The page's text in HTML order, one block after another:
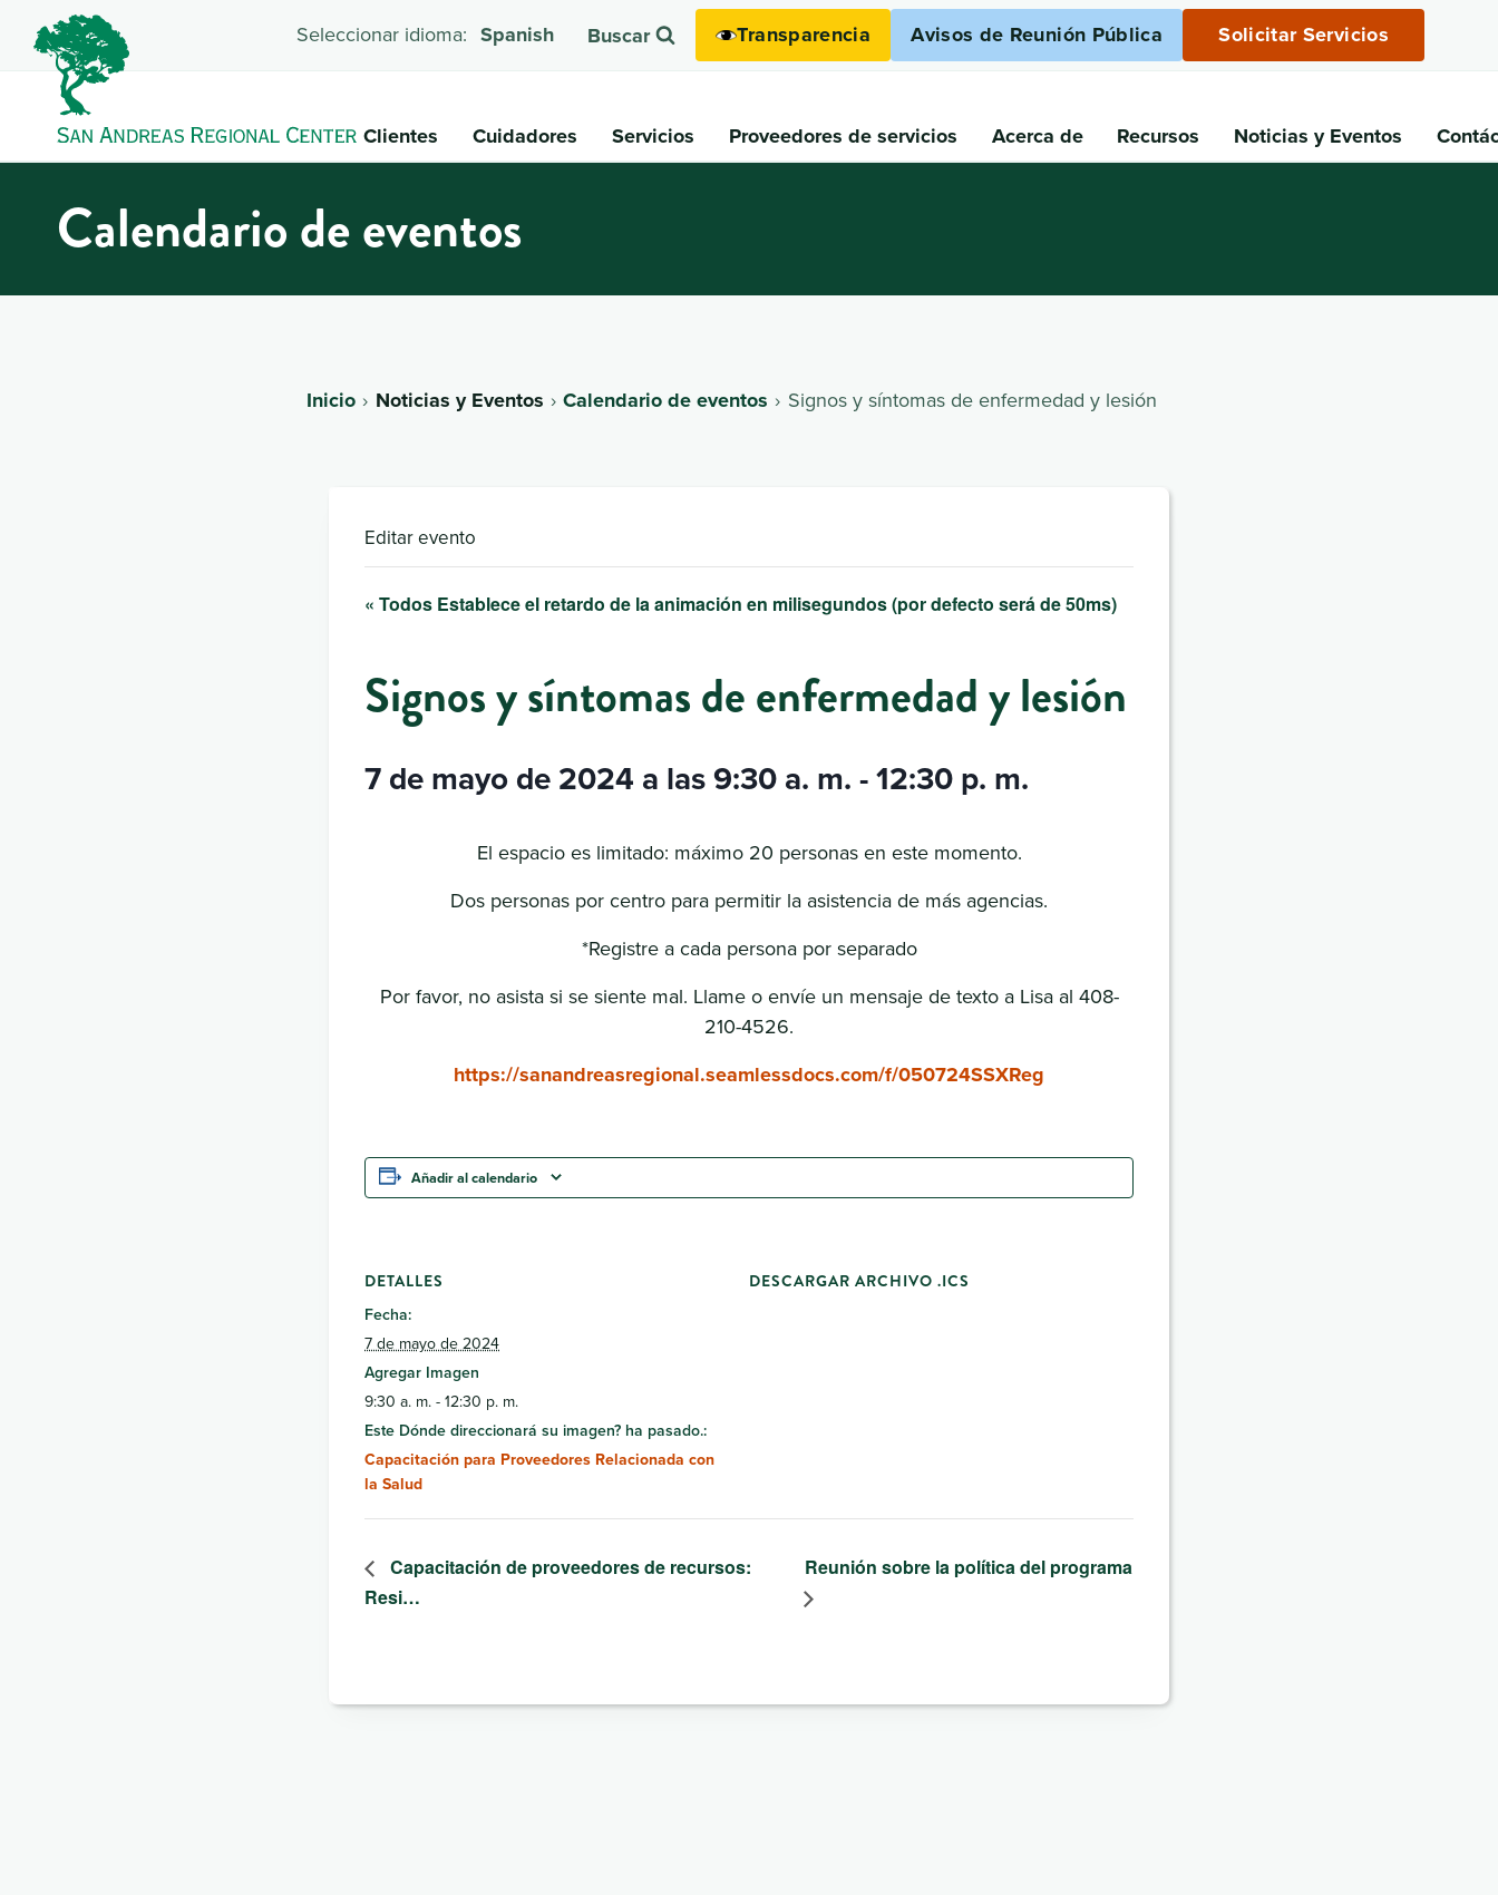
Seleccionar idioma: Spanish Buscar Transparencia Avisos de Reunión Pública Solicitar Servicios
Clientes Cuidadores Servicios Proveedores de servicios Acerca de Recursos Noticias y Eventos
Calendario de eventos
Inicio Noticias y Eventos Calendario de eventos Signos y síntomas de enfermedad y lesión
Editar evento
« Todos Establece el retardo de la animación en milisegundos (por defecto será de 50ms)
Signos y síntomas de enfermedad y lesión
7 de mayo de 2024 a las 9:30 a. m. -12:30 p. m.
El espacio es limitado: máximo 20 personas en este momento.
Dos personas por centro para permitir la asistencia de más agencias.
*Registre a cada persona por separado
Por favor, no asista si se siente mal. Llame o envíe un mensaje de texto a Lisa al 408-
210-4526.
https://sanandreasregional.seamlessdocs.com/f/050724SSXReg
Añadir al calendario
DETALLES
Fecha:
7 de mayo de 2024
Agregar Imagen
9:30 a. m. - 12:30 p. m.
Este Dónde direccionará su imagen? ha pasado.:
Capacitación para Proveedores Relacionada con
la Salud
DESCARGAR ARCHIVO .ICS
Capacitación de proveedores de recursos:
Resi…
Reunión sobre la política del programa